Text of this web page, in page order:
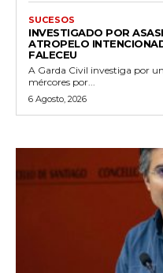
SUCESOS
INVESTIGADO POR
ATROPELO
FALECEU
A Garda Civil investiga por
mércores por...
6 Agosto, 2026